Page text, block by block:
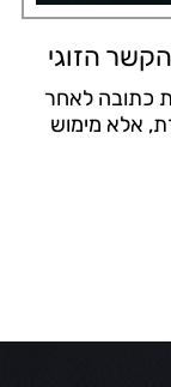
הזוגי
כתובה לאחר
אלא מימוש